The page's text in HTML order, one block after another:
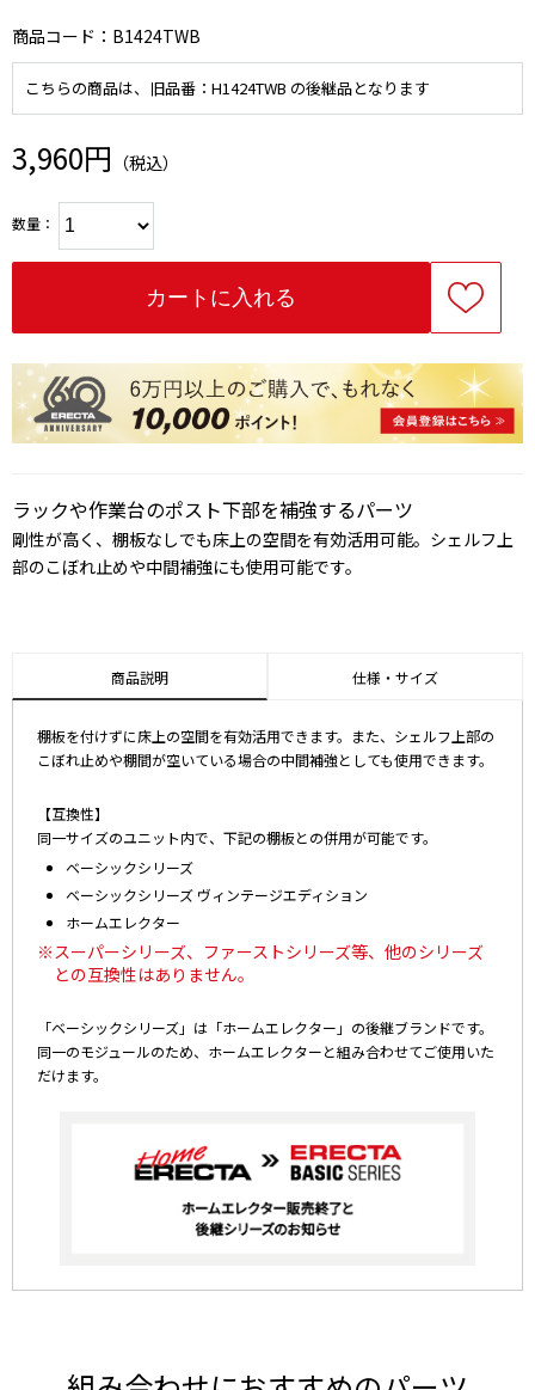
商品コード：B1424TWB
こちらの商品は、旧品番：H1424TWB の後継品となります
3,960円 （税込）
数量：
ラックや作業台のポスト下部を補強するパーツ
剛性が高く、棚板なしでも床上の空間を有効活用可能。シェルフ上
部のこぼれ止めや中間補強にも使用可能です。
商品説明 仕様・サイズ
棚板を付けずに床上の空間を有効活用できます。また、シェルフ上部の
こぼれ止めや棚間が空いている場合の中間補強としても使用できます。
【互換性】
同一サイズのユニット内で、下記の棚板との併用が可能です。
ベーシックシリーズ
ベーシックシリーズ ヴィンテージエディション
ホームエレクター
※スーパーシリーズ、ファーストシリーズ等、他のシリーズ
との互換性はありません。
「ベーシックシリーズ」は「ホームエレクター」の後継ブランドです。
同一のモジュールのため、ホームエレクターと組み合わせてご使用いた
だけます。